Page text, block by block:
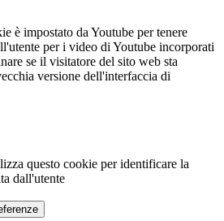
è impostato da Youtube per tenere
per i video di Youtube incorporati
se il visitatore del sito web sta
versione dell'interfaccia di
questo cookie per identificare la
dall'utente